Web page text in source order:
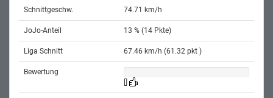
Schnittgeschw. 74.71 km/h
JoJo-Anteil 13 % (14 Pkte)
Liga Schnitt 67.46 km/h (61.32 pkt )
Bewertung